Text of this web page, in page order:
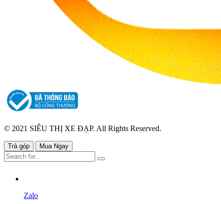
© 2021 SIÊU THỊ XE ĐẠP. All Rights Reserved.
Trả góp Mua Ngay
Zalo